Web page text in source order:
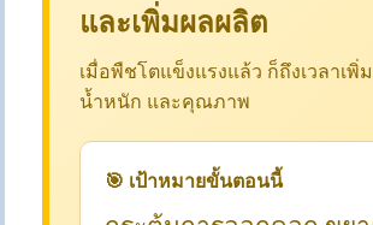
และเพิ่มผลผลิต
เมื่อพืชโตแข็งแรงแล้ว ก็ถึงเวลาเพิ่
น้ำหนัก และคุณภาพ
🎯 เป้าหมายขั้นตอนนี้